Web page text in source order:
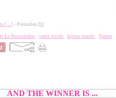
[ …] - Permalien [#]
La Boussinière ,vente privée ,bijoux gravés ,Nantes
AND THE WINNER IS ...